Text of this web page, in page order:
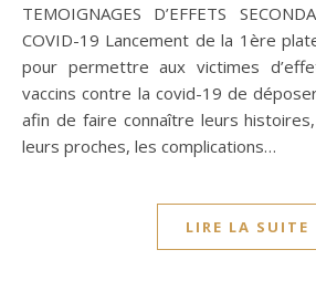
TEMOIGNAGES D’EFFETS
COVID-19 Lancement de la 1ère
pour permettre aux victimes
vaccins contre la covid-19 de
afin de faire connaître leurs
leurs proches, les complications…
LIRE LA SUITE